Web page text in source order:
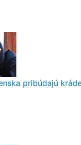
pribúdajú